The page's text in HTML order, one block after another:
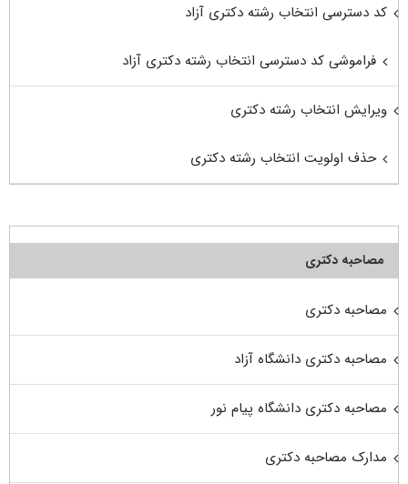
کد دسترسی انتخاب رشته دکتری آزاد
فراموشی کد دسترسی انتخاب رشته دکتری آزاد
ویرایش انتخاب رشته دکتری
حذف اولویت انتخاب رشته دکتری
مصاحبه دکتری
مصاحبه دکتری
مصاحبه دکتری دانشگاه آزاد
مصاحبه دکتری دانشگاه پیام نور
مدارک مصاحبه دکتری